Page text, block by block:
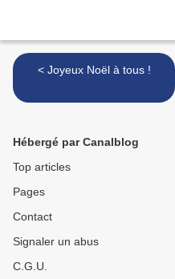
< Joyeux Noël à tous !
Hébergé par Canalblog
Top articles
Pages
Contact
Signaler un abus
C.G.U.